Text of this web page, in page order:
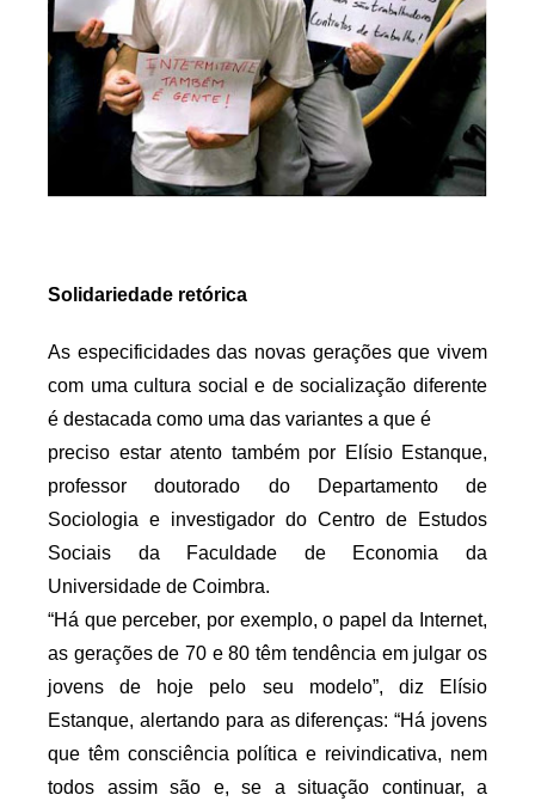
Solidariedade retórica
As especificidades das novas gerações que vivem
com uma cultura social e de socialização diferente
é destacada como uma das variantes a que é
preciso estar atento também por Elísio Estanque,
professor doutorado do Departamento de
Sociologia e investigador do Centro de Estudos
Sociais da Faculdade de Economia da
Universidade de Coimbra.
“Há que perceber, por exemplo, o papel da Internet,
as gerações de 70 e 80 têm tendência em julgar os
jovens de hoje pelo seu modelo”, diz Elísio
Estanque, alertando para as diferenças: “Há jovens
que têm consciência política e reivindicativa, nem
todos assim são e, se a situação continuar, a